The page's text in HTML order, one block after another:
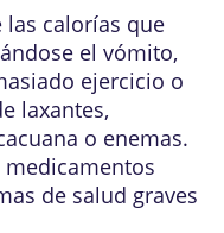
calorías que
el vómito,
ejercicio o
laxantes,
o enemas.
de salud graves